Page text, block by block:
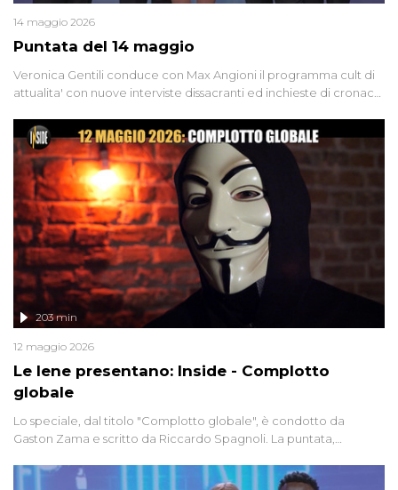
Puntata del 14 maggio
14 maggio 2026
Veronica Gentili conduce con Max Angioni il programma cult di
attualita' con nuove interviste dissacranti ed inchieste di cronaca
Le Iene presentano: Inside - Complotto
globale
203 min
12 maggio 2026
Lo speciale, dal titolo "Complotto globale", è condotto da
Gaston Zama e scritto da Riccardo Spagnoli. La puntata,
racconta l'universo delle narrazioni alternative, dei sospetti